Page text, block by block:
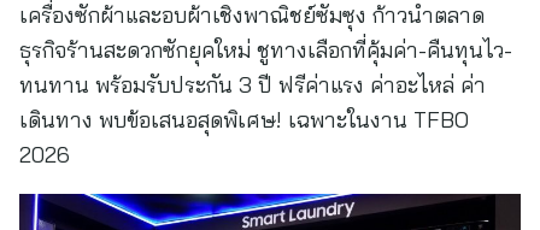
เครื่องซักผ้าและอบผ้าเชิงพาณิชย์ซัมซุง ก้าวนำตลาด
ธุรกิจร้านสะดวกซักยุคใหม่ ชูทางเลือกที่คุ้มค่า-คืนทุนไว-
ทนทาน พร้อมรับประกัน 3 ปี ฟรีค่าแรง ค่าอะไหล่ ค่า
เดินทาง พบข้อเสนอสุดพิเศษ! เฉพาะในงาน TFBO
2026